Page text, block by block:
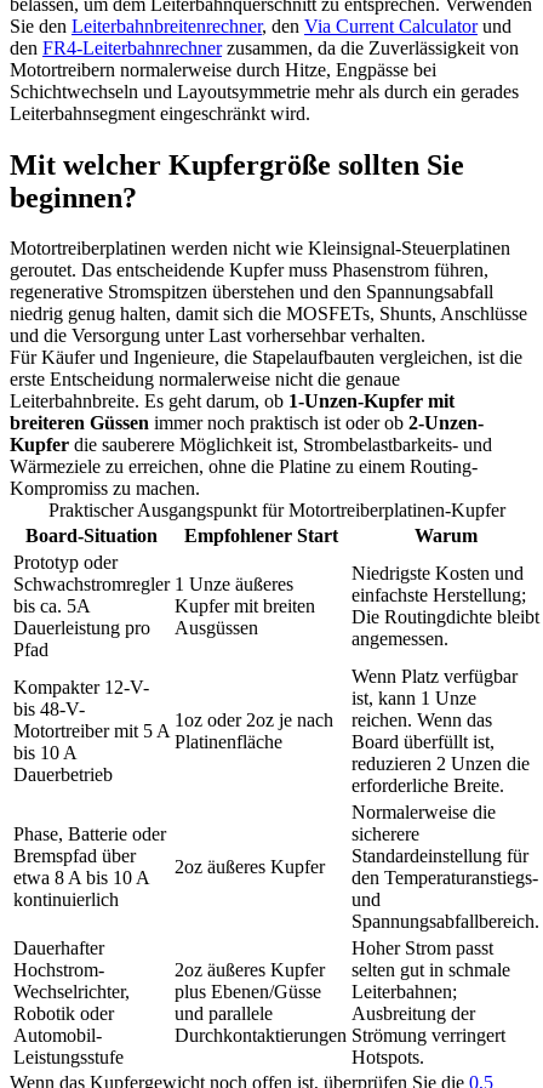
Sie den Leiterbahnbreitenrechner, den Via Current Calculatorund
den FR4-Leiterbahnrechnerzusammen, da die Zuverlässigkeit von
Motortreibern normalerweise durch Hitze, Engpässe bei
Schichtwechseln und Layoutsymmetrie mehr als durch ein gerades
Leiterbahnsegment eingeschränkt wird.
Mit welcher Kupfergröße sollten Sie
beginnen?
Motortreiberplatinen werden nicht wie Kleinsignal-Steuerplatinen
geroutet. Das entscheidende Kupfer muss Phasenstrom führen,
regenerative Stromspitzen überstehen und den Spannungsabfall
niedrig genug halten, damit sich die MOSFETs, Shunts, Anschlüsse
und die Versorgung unter Last vorhersehbar verhalten.
Für Käufer und Ingenieure, die Stapelaufbauten vergleichen, ist die
erste Entscheidung normalerweise nicht die genaue
Leiterbahnbreite. Es geht darum, ob 1-Unzen-Kupfer mit
breiteren Güssen immer noch praktisch ist oder ob 2-Unzen-
Kupfer die sauberere Möglichkeit ist, Strombelastbarkeits- und
Wärmeziele zu erreichen, ohne die Platine zu einem Routing-
Kompromiss zu machen.
Praktischer Ausgangspunkt für Motortreiberplatinen-Kupfer
Board-Situation
Empfohlener Start
Warum
Prototyp oder
Schwachstromregler
bis ca. 5A
Dauerleistung pro
Pfad
1 Unze äußeres
Kupfer mit breiten
Ausgüssen
Niedrigste Kosten und
einfachste Herstellung;
Die Routingdichte bleibt
angemessen.
Kompakter 12-V-
bis 48-V-
Motortreiber mit 5 A
bis 10 A
Dauerbetrieb
1oz oder 2oz je nach
Platinenfläche
Wenn Platz verfügbar
ist, kann 1 Unze
reichen. Wenn das
Board überfüllt ist,
reduzieren 2 Unzen die
erforderliche Breite.
Phase, Batterie oder
Bremspfad über
etwa 8 A bis 10 A
kontinuierlich
2oz äußeres Kupfer
Normalerweise die
sicherere
Standardeinstellung für
den Temperaturanstiegs-
und
Spannungsabfallbereich.
Dauerhafter
Hochstrom-
Wechselrichter,
Robotik oder
Automobil-
Leistungsstufe
2oz äußeres Kupfer
plus Ebenen/Güsse
und parallele
Durchkontaktierungen
Hoher Strom passt
selten gut in schmale
Leiterbahnen;
Ausbreitung der
Strömung verringert
Hotspots.
Wenn das Kupfergewicht noch offen ist, überprüfen Sie die 0,5